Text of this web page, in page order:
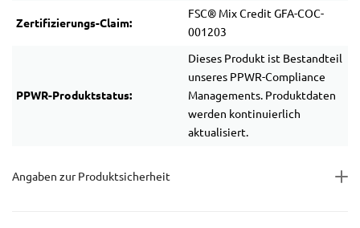
Zertifizierungs-Claim:
FSC® Mix Credit GFA-COC-
001203
PPWR-Produktstatus:
Dieses Produkt ist Bestandteil
unseres PPWR-Compliance
Managements. Produktdaten
werden kontinuierlich
aktualisiert.
Angaben zur Produktsicherheit